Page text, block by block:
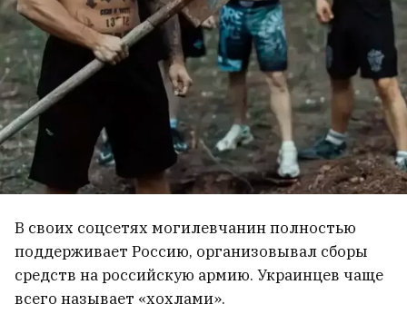
В своих соцсетях могилевчанин полностью
поддерживает Россию, организовывал сборы
средств на российскую армию. Украинцев чаще
всего называет «хохлами».